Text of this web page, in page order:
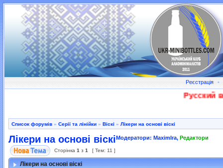
Реєстрація •
Русский
Список форумів » Серії та лінійки » Віскі » Лікери на основі віскі
Лікери на основі віскіМодератори: MaximIra, Редактори
Сторінка 1 з 1 [ Тем: 11 ]
Лікери на основі віскі